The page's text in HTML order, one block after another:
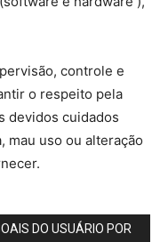
controle e
o respeito pela
devidos cuidados
mau uso ou alteração
DO USUÁRIO POR